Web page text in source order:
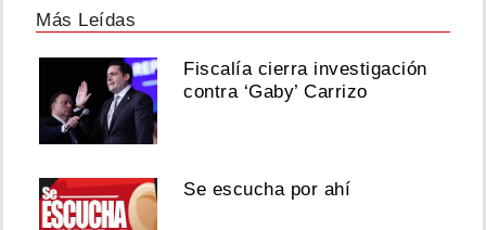
Más Leídas
Fiscalía cierra investigación
contra ‘Gaby’ Carrizo
Se escucha por ahí